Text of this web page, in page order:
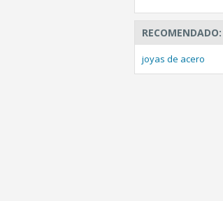
RECOMENDADO:
joyas de acero